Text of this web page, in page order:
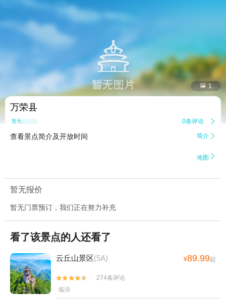
 1
万荣县
暂无点评 0条评论 
查看景点简介及开放时间 简介 
地图 
暂无报价
暂无门票预订，我们正在努力补充
看了该景点的人还看了
云丘山景区(5A) ¥89.99起


274条评论
临汾